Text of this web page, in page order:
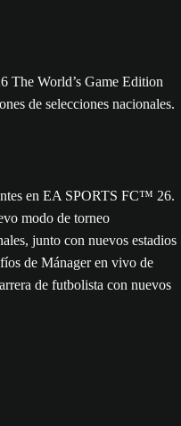
en EA SPORTS FC™ 26.
modo de torneo
junto con nuevos estadios
de Mánager en vivo de
de futbolista con nuevos